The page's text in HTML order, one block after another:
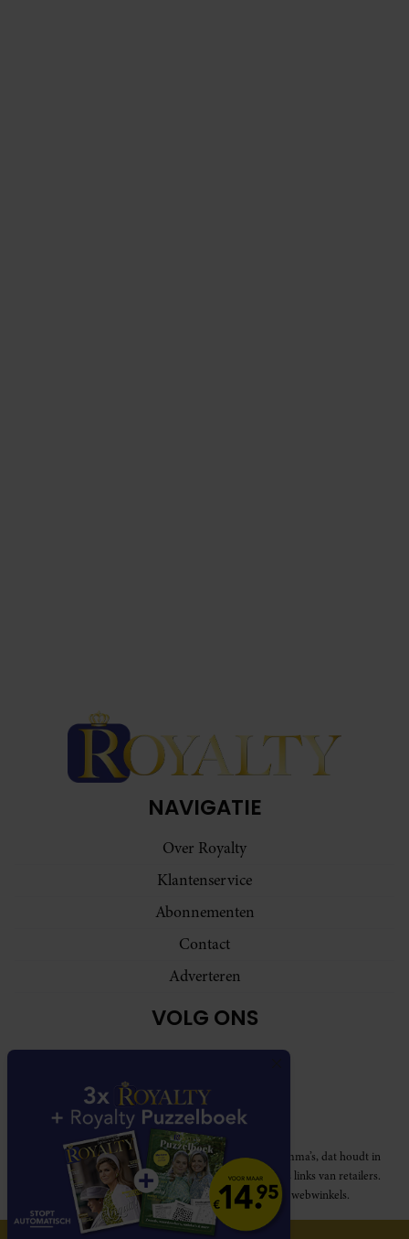
NAVIGATIE
Over Royalty
Klantenservice
Abonnementen
Contact
Adverteren
VOLG ONS
Royalty participeert in diverse affiliate marketing programma’s, dat houdt in
dat Royalty commissies ontvangt voor aankopen middels links van retailers.
Deze website wordt niet gesponsord door de genoemde webwinkels.